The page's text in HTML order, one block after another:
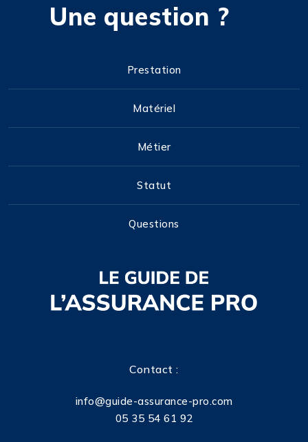
Une question ?
Prestation
Matériel
Métier
Statut
Questions
Contact :
info@guide-assurance-pro.com
05 35 54 61 92